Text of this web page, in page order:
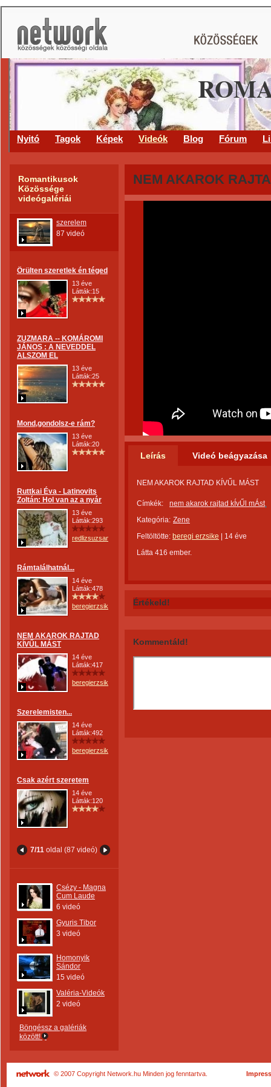
Nyitó Tagok Képek Videók Blog Fórum
Romantikusok
Közössége
videógalériái
szerelem
87 videó
Örülten szeretlek én téged
13 éve
Látták:15
ZUZMARA -- KOMÁROMI
JÁNOS : A NEVEDDEL
ALSZOM EL
13 éve
Látták:25
Mond,gondolsz-e rám?
13 éve
Látták:20
Ruttkai Éva - Latinovits
Zoltán: Hol van az a nyár
13 éve
Látták:293
redlizsuzsanna
Rámtalálhatnál...
14 éve
Látták:478
beregierzsike
NEM AKAROK RAJTAD
KÍVŰL MÁST
14 éve
Látták:417
beregierzsike
Szerelemisten...
14 éve
Látták:492
beregierzsike
Csak azért szeretem
14 éve
Látták:120
7/11 oldal (87 videó)
Csézy - Magna
Cum Laude
6 videó
Gyuris Tibor
3 videó
Homonyik
Sándor
15 videó
Valéria-Videók
2 videó
Böngéssz a galériák
között!
NEM AKAROK
Leírás Videó beágyazása
NEM AKAROK RAJTAD KÍVŰL MÁST
Címkék:
nem akarok rajtad kÍvŰl mÁst
Kategória: Zene
Feltöltötte: beregi erzsike
14 éve
Látta 416 ember.
Értékeld!
Kommentáld!
© 2007 Copyright Network.hu Minden jog fenntartva.